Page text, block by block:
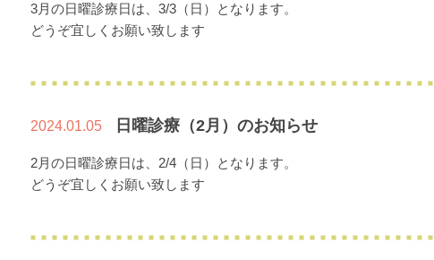
3月の日曜診療日は、3/3（日）となります。
どうぞ宜しくお願い致します
2024.01.05 日曜診療（2月）のお知らせ
2月の日曜診療日は、2/4（日）となります。
どうぞ宜しくお願い致します